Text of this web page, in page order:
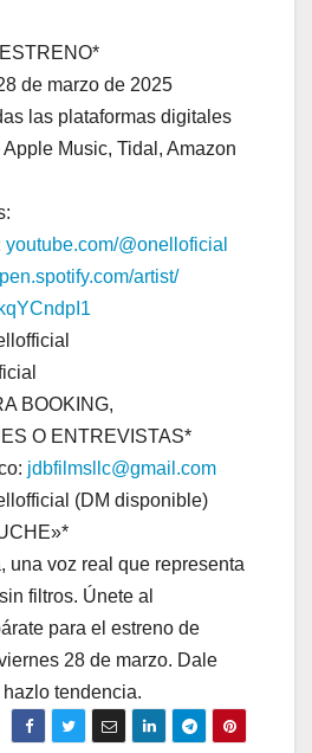
de marzo de 2025
las plataformas digitales
Music, Tidal, Amazon
youtube.com/@onelloficial
artist/
BOOKING,
O ENTREVISTAS*
jdbfilmsllc@gmail.com
(DM disponible)
una voz real que representa
filtros. Únete al
para el estreno de
28 de marzo. Dale
tendencia.